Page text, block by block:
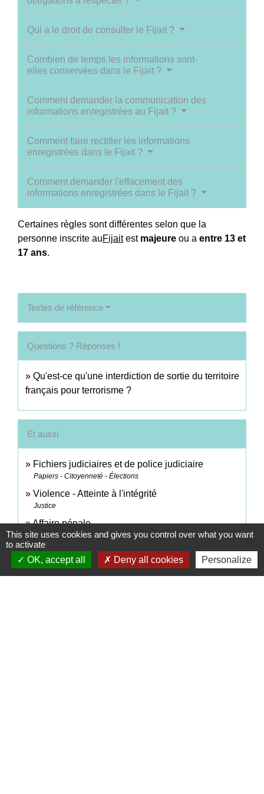
Qui a le droit de consulter le Fijait ?
Combien de temps les informations sont-
elles conservées dans le Fijait ?
Comment demander la communication des
informations enregistrées au Fijait ?
Comment faire rectifier les informations
enregistrées dans le Fijait ?
Comment demander l'effacement des
informations enregistrées dans le Fijait ?
Certaines règles sont différentes selon que la
personne inscrite auFijaitest majeure ou a entre 13 et
17 ans.
Textes de référence
Questions ? Réponses !
Qu'est-ce qu'une interdiction de sortie du territoire
français pour terrorisme ?
Et aussi
Fichiers judiciaires et de police judiciaire
Papiers - Citoyenneté - Élections
Violence - Atteinte à l'intégrité
Justice
Affaire pénale
Justice
Mineur auteur d'infraction
Justice
This site uses cookies and gives you control over what you want
to activate
OK, accept all
Deny all cookies Personalize